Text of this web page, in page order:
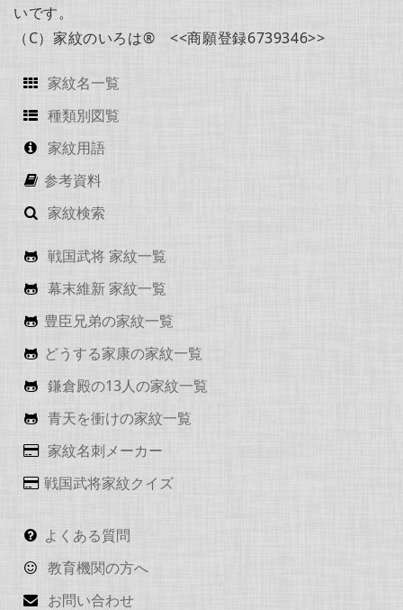
いです。
（C）家紋のいろは® <<商願登録6739346>>
家紋名一覧
種類別図覧
家紋用語
参考資料
家紋検索
戦国武将 家紋一覧
幕末維新 家紋一覧
豊臣兄弟の家紋一覧
どうする家康の家紋一覧
鎌倉殿の13人の家紋一覧
青天を衝けの家紋一覧
家紋名刺メーカー
戦国武将家紋クイズ
よくある質問
教育機関の方へ
お問い合わせ